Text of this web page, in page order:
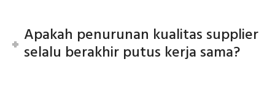
Apakah penurunan kualitas supplier
selalu berakhir putus kerja sama?